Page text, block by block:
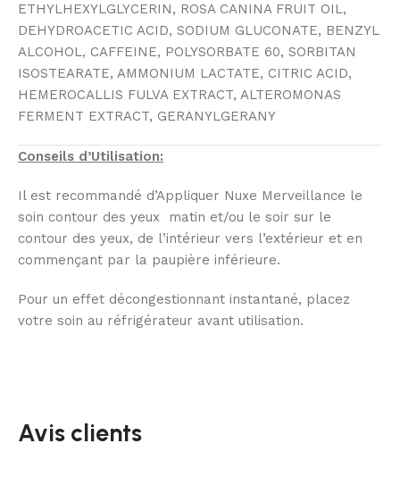
ETHYLHEXYLGLYCERIN, ROSA CANINA FRUIT OIL,
DEHYDROACETIC ACID, SODIUM GLUCONATE, BENZYL
ALCOHOL, CAFFEINE, POLYSORBATE 60, SORBITAN
ISOSTEARATE, AMMONIUM LACTATE, CITRIC ACID,
HEMEROCALLIS FULVA EXTRACT, ALTEROMONAS
FERMENT EXTRACT, GERANYLGERANY
Conseils d’Utilisation:
Il est recommandé d’Appliquer Nuxe Merveillance le
soin contour des yeux matin et/ou le soir sur le
contour des yeux, de l’intérieur vers l’extérieur et en
commençant par la paupière inférieure.
Pour un effet décongestionnant instantané, placez
votre soin au réfrigérateur avant utilisation.
Avis clients